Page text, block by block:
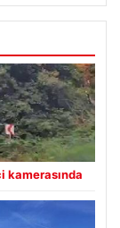
kamerasında